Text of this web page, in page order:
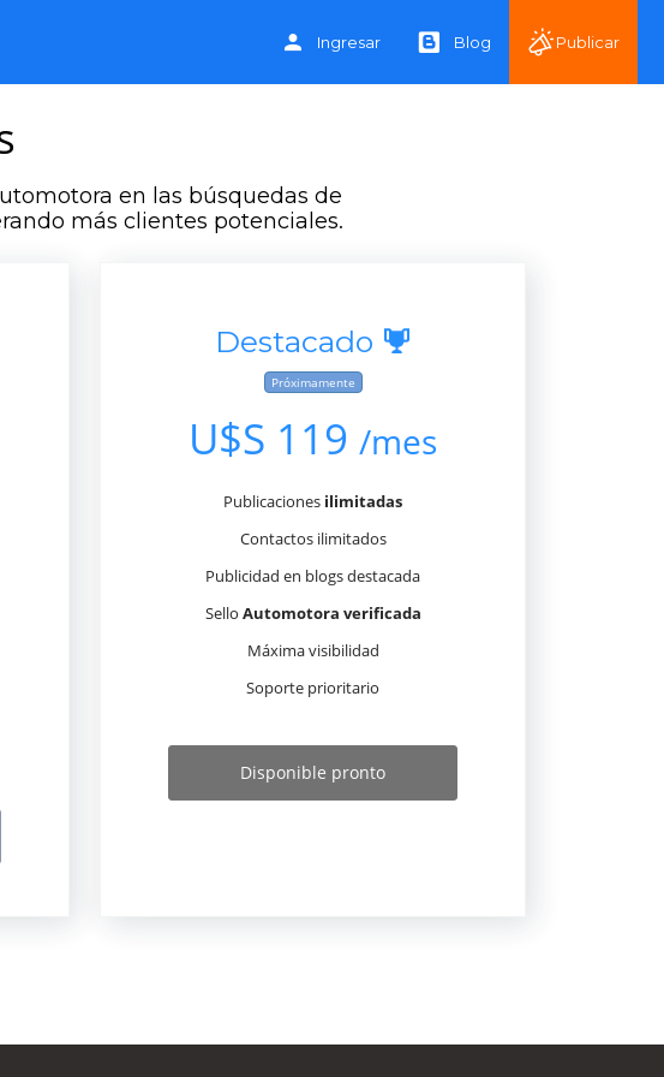
Ingresar Blog Publicar
en las búsquedas de
más clientes potenciales.
Destacado
Próximamente
U$S 119/mes
Publicaciones ilimitadas
Contactos ilimitados
Publicidad en blogs destacada
Sello Automotora verificada
Máxima visibilidad
Soporte prioritario
Disponible pronto